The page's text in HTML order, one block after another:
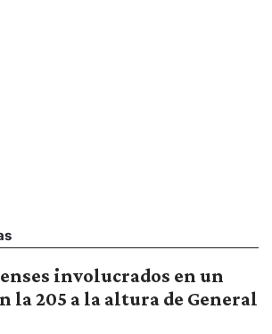
involucrados en un
la 205 a la altura de General